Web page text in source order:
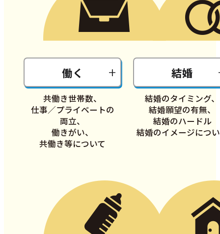
働く
共働き世帯数、
仕事／プライベートの
両立、
働きがい、
共働き等について
結婚
結婚のタイミング、
結婚願望の有無、
結婚のハードル
結婚のイメージにつ